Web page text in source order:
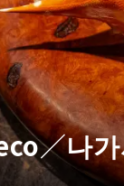
／나가